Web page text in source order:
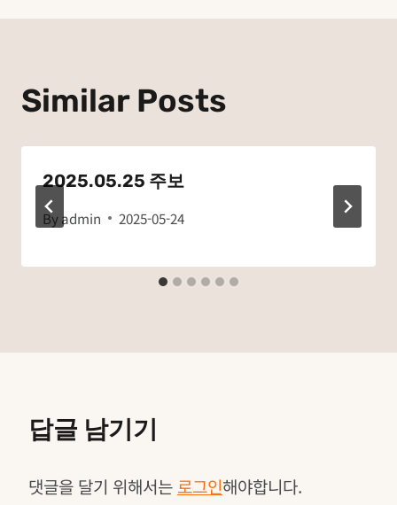
Similar Posts
2025.05.25 주보
Byadmin 2025-05-24
답글 남기기
댓글을 달기 위해서는 로그인해야합니다.